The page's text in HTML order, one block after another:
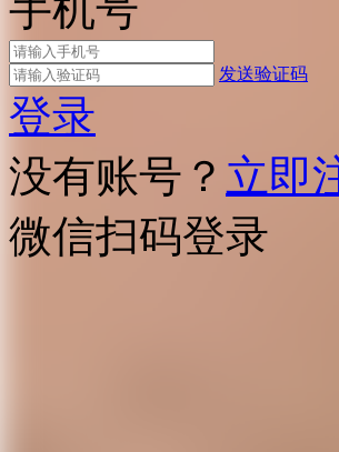
发送验证码
登录
没有账号？ 立即
微信扫码登录